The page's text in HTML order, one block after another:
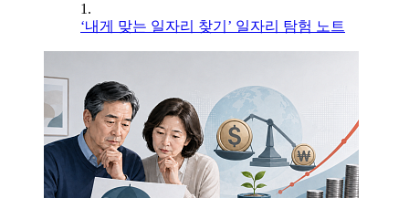
1.
‘내게 맞는 일자리 찾기’ 일자리 탐험 노트